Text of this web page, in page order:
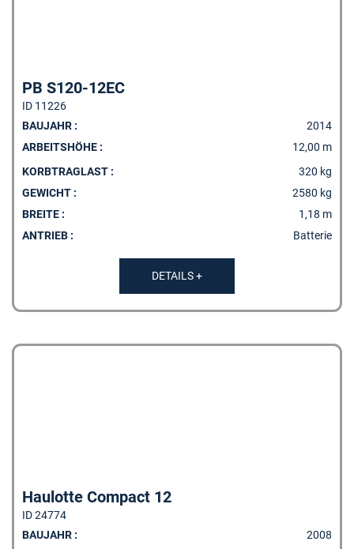
PB S120-12EC
ID 11226
BAUJAHR :
2014
ARBEITSHÖHE :
12,00 m
KORBTRAGLAST :
320 kg
GEWICHT :
2580 kg
BREITE :
1,18 m
ANTRIEB :
Batterie
DETAILS +
Haulotte Compact 12
ID 24774
BAUJAHR :
2008